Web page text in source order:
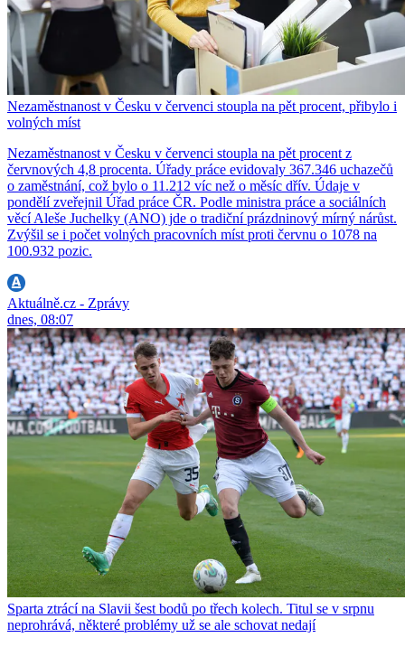
Nezaměstnanost v Česku v červenci stoupla na pět procent, přibylo i
volných míst
Nezaměstnanost v Česku v červenci stoupla na pět procent z
červnových 4,8 procenta. Úřady práce evidovaly 367.346 uchazečů
o zaměstnání, což bylo o 11.212 víc než o měsíc dřív. Údaje v
pondělí zveřejnil Úřad práce ČR. Podle ministra práce a sociálních
věcí Aleše Juchelky (ANO) jde o tradiční prázdninový mírný nárůst.
Zvýšil se i počet volných pracovních míst proti červnu o 1078 na
100.932 pozic.
Aktuálně.cz - Zprávy
dnes, 08:07
Sparta ztrácí na Slavii šest bodů po třech kolech. Titul se v srpnu
neprohrává, některé problémy už se ale schovat nedají